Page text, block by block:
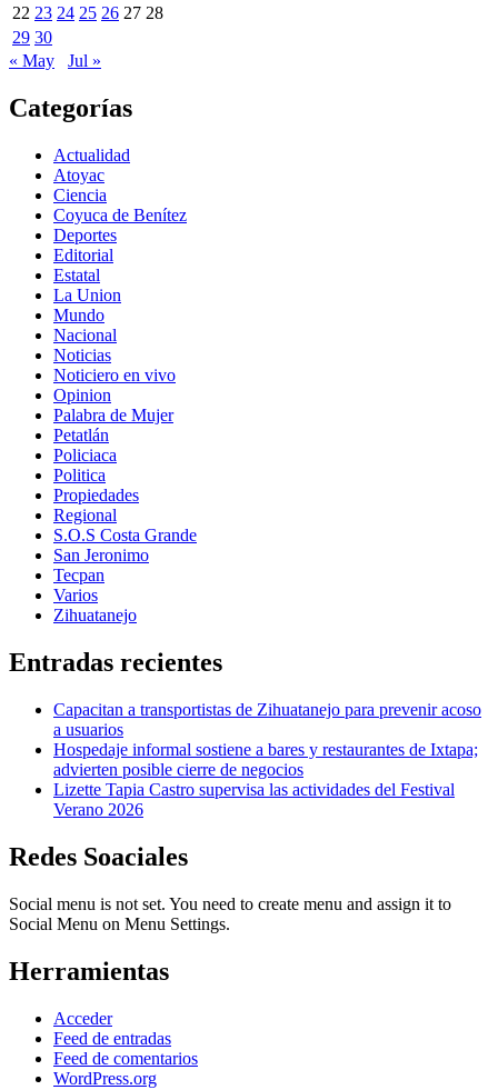
22 23 24 25 26 27 28
29 30
« May
Jul »
Categorías
Actualidad
Atoyac
Ciencia
Coyuca de Benítez
Deportes
Editorial
Estatal
La Union
Mundo
Nacional
Noticias
Noticiero en vivo
Opinion
Palabra de Mujer
Petatlán
Policiaca
Politica
Propiedades
Regional
S.O.S Costa Grande
San Jeronimo
Tecpan
Varios
Zihuatanejo
Entradas recientes
Capacitan a transportistas de Zihuatanejo para prevenir acoso
a usuarios
Hospedaje informal sostiene a bares y restaurantes de Ixtapa;
advierten posible cierre de negocios
Lizette Tapia Castro supervisa las actividades del Festival
Verano 2026
Redes Soaciales
Social menu is not set. You need to create menu and assign it to
Social Menu on Menu Settings.
Herramientas
Acceder
Feed de entradas
Feed de comentarios
WordPress.org